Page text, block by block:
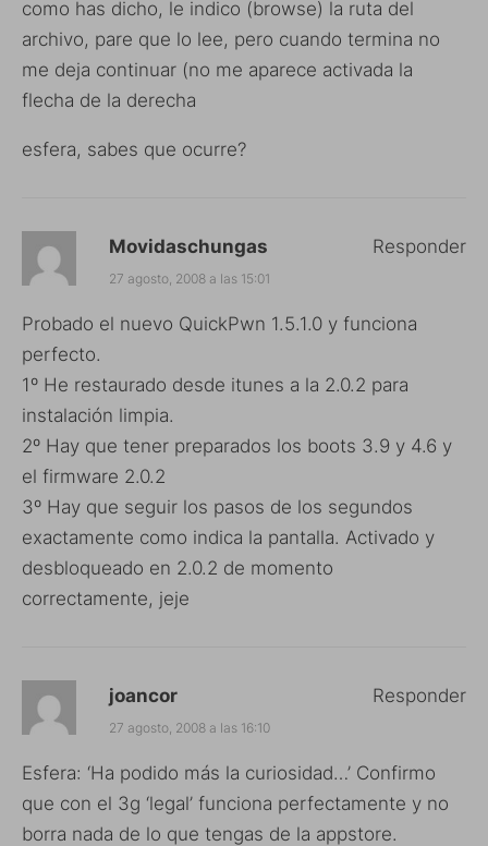
como has dicho, le indico (browse) la ruta del
archivo, pare que lo lee, pero cuando termina no
me deja continuar (no me aparece activada la
flecha de la derecha
esfera, sabes que ocurre?
Movidaschungas
27 agosto, 2008 a las 15:01
Probado el nuevo QuickPwn 1.5.1.0 y funciona
perfecto.
1º He restaurado desde itunes a la 2.0.2 para
instalación limpia.
2º Hay que tener preparados los boots 3.9 y 4.6 y
el firmware 2.0.2
3º Hay que seguir los pasos de los segundos
exactamente como indica la pantalla. Activado y
desbloqueado en 2.0.2 de momento
correctamente, jeje
Responder
joancor
27 agosto, 2008 a las 16:10
Esfera: ‘Ha podido más la curiosidad…’ Confirmo
que con el 3g ‘legal’ funciona perfectamente y no
borra nada de lo que tengas de la appstore.
Responder